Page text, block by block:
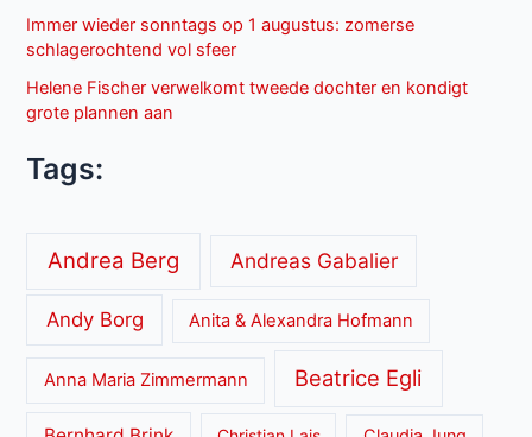
Immer wieder sonntags op 1 augustus: zomerse
schlagerochtend vol sfeer
Helene Fischer verwelkomt tweede dochter en kondigt
grote plannen aan
Tags:
Andrea Berg Andreas Gabalier
Andy Borg Anita & Alexandra Hofmann
Anna Maria Zimmermann Beatrice Egli